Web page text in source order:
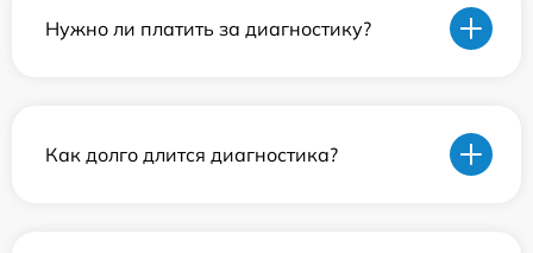
Нужно ли платить за диагностику?
Как долго длится диагностика?